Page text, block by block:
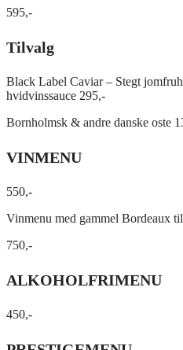
595,-
Tilvalg
Black Label Caviar – Stegt
hvidvinssauce 295,-
Bornholmsk & andre danske oste
VINMENU
550,-
Vinmenu med gammel Bordeaux
750,-
ALKOHOLFRIMENU
450,-